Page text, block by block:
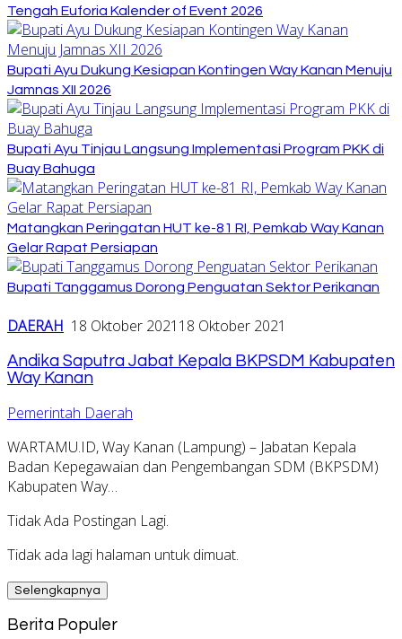
Tengah Euforia Kalender of Event 2026
Bupati Ayu Dukung Kesiapan Kontingen Way Kanan Menuju
Jamnas XII 2026
Bupati Ayu Tinjau Langsung Implementasi Program PKK di
Buay Bahuga
Matangkan Peringatan HUT ke-81 RI, Pemkab Way Kanan
Gelar Rapat Persiapan
Bupati Tanggamus Dorong Penguatan Sektor Perikanan
DAERAH 18 Oktober 2021 18 Oktober 2021
Andika Saputra Jabat Kepala BKPSDM Kabupaten
Way Kanan
Pemerintah Daerah
WARTAMU.ID, Way Kanan (Lampung) – Jabatan Kepala
Badan Kepegawaian dan Pengembangan SDM (BKPSDM)
Kabupaten Way…
Tidak Ada Postingan Lagi.
Tidak ada lagi halaman untuk dimuat.
Selengkapnya
Berita Populer